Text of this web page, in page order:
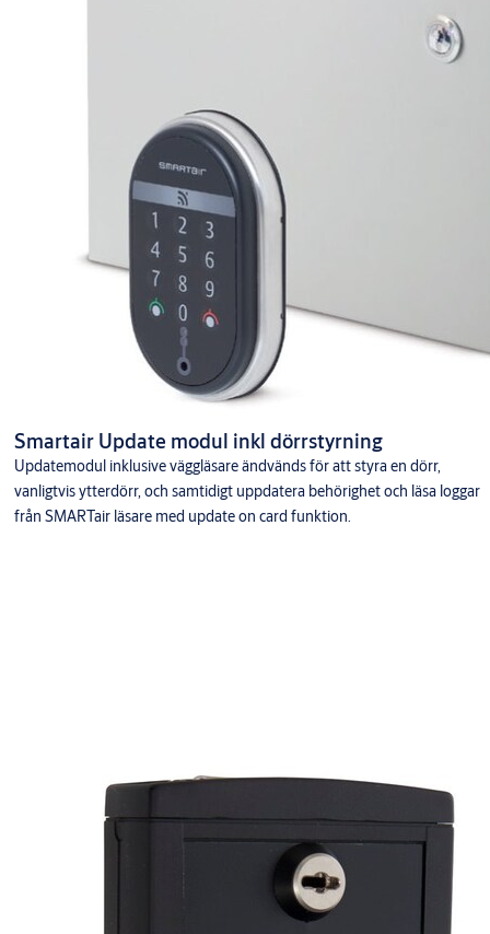
Smartair Update modul inkl dörrstyrning
Updatemodul inklusive väggläsare ändvänds för att styra en dörr,
vanligtvis ytterdörr, och samtidigt uppdatera behörighet och läsa loggar
från SMARTair läsare med update on card funktion.